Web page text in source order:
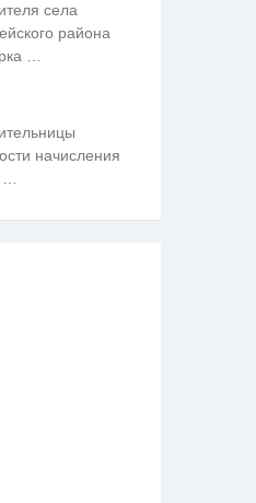
села
района
…
начисления